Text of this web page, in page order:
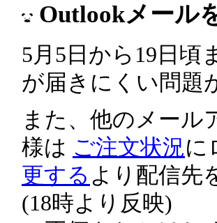
Outlookメール
5月5日から19日頃
が届きにくい問題
また、他のメール
様は ご注文状況に
更する より配信先
(18時より反映)